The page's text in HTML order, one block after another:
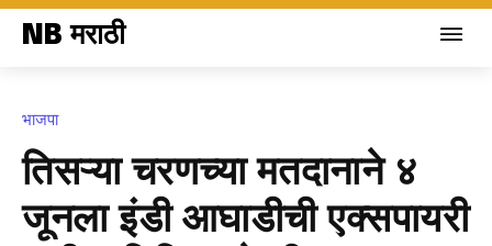
NB मराठी
भाजपा
तिसऱ्या चरणच्या मतदानाने ४
जूनला इंडी आघाडीची एक्सपायरी